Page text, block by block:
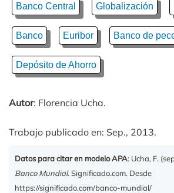
Banco Central Globalización
Banco Euribor Banco de
Depósito de Ahorro
Autor: Florencia Ucha.
Trabajo publicado en: Sep., 2013.
Datos para citar en modelo APA: Ucha, F.
Banco Mundial. Significado.com. Desde
https://significado.com/banco-mundial/